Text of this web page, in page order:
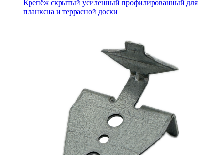
Крепёж скрытый усиленный профилированный для
планкена и террасной доски